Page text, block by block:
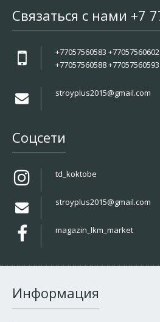
Связаться с нами +7
+77057560583
+77057560588
stroyplus2015@gmail.com
Соцсети
td_koktobe
stroyplus2015@gmail.com
magazin_lkm_market
Информация